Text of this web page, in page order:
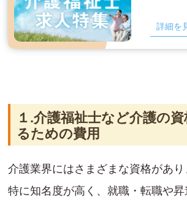
詳細を
１.介護福祉士など介護の
るための費用
介護業界にはさまざまな資格があ
特に知名度が高く、就職・転職や